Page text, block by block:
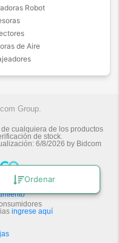
Ordenar
Robot
de Aire
Group.
cualquiera de los productos
de stock.
6/8/2026 by Bidcom
ingrese aquí